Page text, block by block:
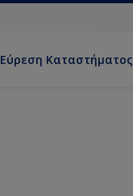
Εύρεση Καταστήματος